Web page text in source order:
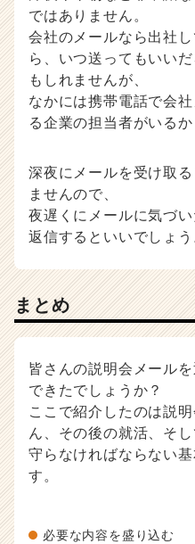
ではありません。
会社のメールなら出社
ら、いつ送ってもいい
もしれませんが、
なかには携帯電話で会
る企業の担当者がいるか
深夜にメールを受け取
ませんので、
夜遅くにメールに気づ
返信するといいでしょう
まとめ
皆さんの説明会メール
できたでしょうか？
ここで紹介したのは説
ん、その後の就活、そ
守らなければならない
す。
必要な内容を盛り込む